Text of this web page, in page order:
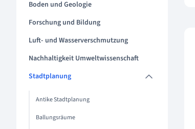
Boden und Geologie
Forschung und Bildung
Luft- und Wasserverschmutzung
Nachhaltigkeit Umweltwissenschaft
Stadtplanung
Antike Stadtplanung
Ballungsräume